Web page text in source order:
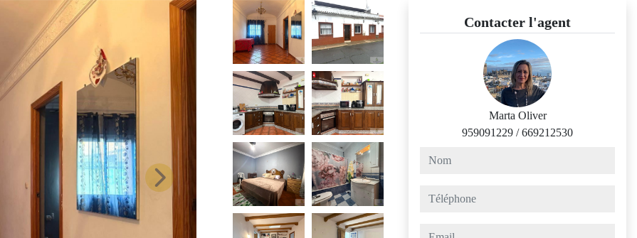
Contacter l'agent
Marta Oliver
959091229 /669212530
nom
téléphone
email